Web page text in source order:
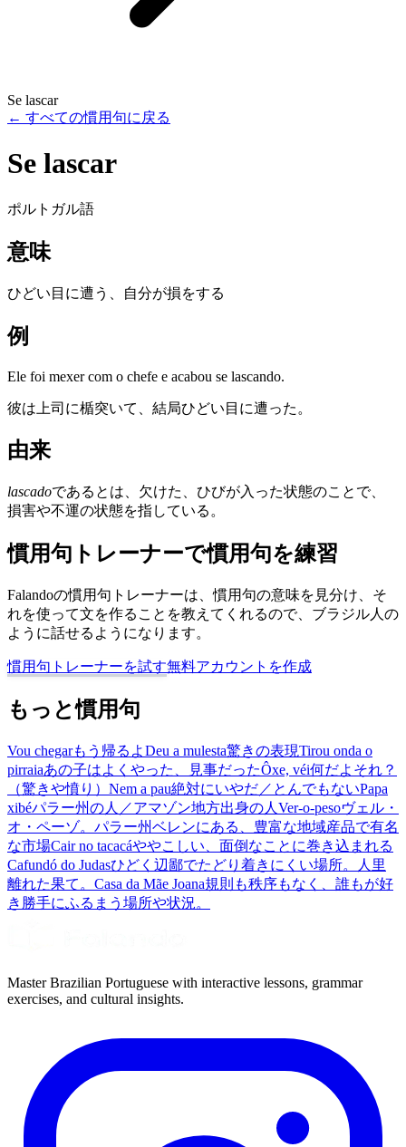
Se lascar
← すべての慣用句に戻る
Se lascar
ポルトガル語
意味
ひどい目に遭う、自分が損をする
例
Ele foi mexer com o chefe e acabou se lascando.
彼は上司に楯突いて、結局ひどい目に遭った。
由来
lascadoであるとは、欠けた、ひびが入った状態のことで、
損害や不運の状態を指している。
慣用句トレーナーで慣用句を練習
Falandoの慣用句トレーナーは、慣用句の意味を見分け、そ
れを使って文を作ることを教えてくれるので、ブラジル人の
ように話せるようになります。
慣用句トレーナーを試す無料アカウントを作成
もっと慣用句
Vou chegarもう帰るよDeu a mulesta驚きの表現Tirou onda o
pirraiaあの子はよくやった、見事だったÔxe, véi何だよそれ？
（驚きや憤り） Nem a pau絶対にいやだ／とんでもないPapa
xibéパラー州の人／アマゾン地方出身の人 Ver-o-pesoヴェル・
オ・ペーゾ。パラー州ベレンにある、豊富な地域産品で有名
な市場Cair no tacacáややこしい、面倒なことに巻き込まれる
Cafundó do Judasひどく辺鄙でたどり着きにくい場所。人里
離れた果て。 Casa da Mãe Joana規則も秩序もなく、誰もが好
き勝手にふるまう場所や状況。
Master Brazilian Portuguese with interactive lessons, grammar
exercises, and cultural insights.